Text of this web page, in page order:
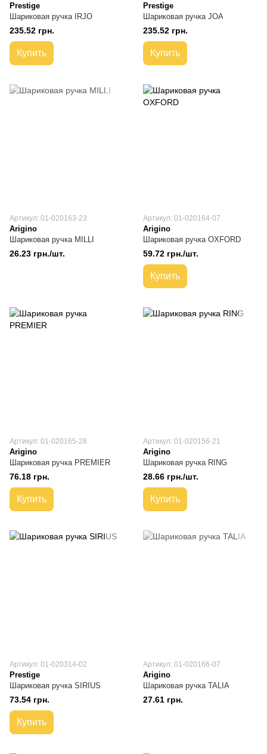
Prestige
Шариковая ручка IRJO
235.52 грн.
Купить
Prestige
Шариковая ручка JOA
235.52 грн.
Купить
Артикул: 01-020163-23
Arigino
Шариковая ручка MILLI
26.23 грн./шт.
Артикул: 01-020164-07
Arigino
Шариковая ручка OXFORD
59.72 грн./шт.
Купить
Артикул: 01-020165-28
Arigino
Шариковая ручка PREMIER
76.18 грн.
Купить
Артикул: 01-020156-21
Arigino
Шариковая ручка RING
28.66 грн./шт.
Купить
Артикул: 01-020314-02
Prestige
Шариковая ручка SIRIUS
73.54 грн.
Купить
Артикул: 01-020166-07
Arigino
Шариковая ручка TALIA
27.61 грн.